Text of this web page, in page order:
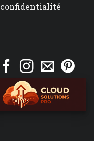
confidentialité